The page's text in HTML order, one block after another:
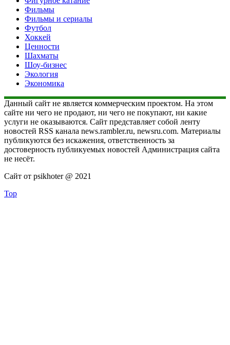
Фильмы
Фильмы и сериалы
Футбол
Хоккей
Ценности
Шахматы
Шоу-бизнес
Экология
Экономика
Данный сайт не является коммерческим проектом. На этом
сайте ни чего не продают, ни чего не покупают, ни какие
услуги не оказываются. Сайт представляет собой ленту
новостей RSS канала news.rambler.ru, newsru.com. Материалы
публикуются без искажения, ответственность за
достоверность публикуемых новостей Администрация сайта
не несёт.
Сайт от psikhoter @ 2021
Top